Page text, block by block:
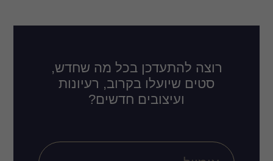
בכל מה שחדש,
בקרוב, רעיונות